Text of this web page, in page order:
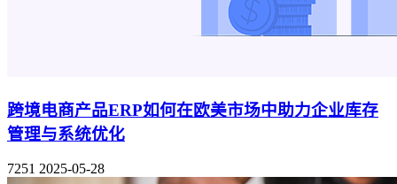
跨境电商产品ERP如何在欧美市场中助力企业库存
管理与系统优化
7251 2025-05-28